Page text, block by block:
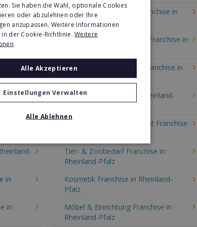
in
Transport & Spedition Franchise in
Rheinland-Pfalz
in
Personal & Management Franchise in
in
Event, Freizeit & Reisen Franchise in
Rheinland-Pfalz
in
Handwerk Franchise in Rheinland-
Pfalz
in
Gastronomie & Bringdienst Franchise
Tier- & Zoobedarf Franchise in
Rheinland-Pfalz
in
Kosmetik Franchise in Rheinland-
Pfalz
in
Möbel & Einrichtung Franchise in
Rheinland-Pfalz
Sie haben die Wahl, optionale Cookies
oder abzulehnen oder Ihre
anzupassen. Weitere Informationen
in der Cookie-Richtlinie.Weitere
Alle Akzeptieren
Einstellungen Verwalten
Alle Ablehnen